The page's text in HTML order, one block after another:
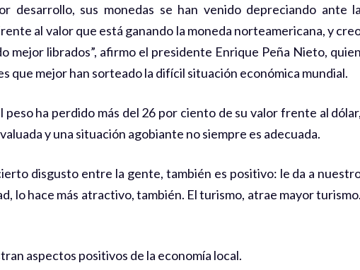
desarrollo, sus monedas se han venido depreciando ante la
al valor que está ganando la moneda norteamericana, y
mejor librados”, afirmo el presidente Enrique Peña Nieto, quien
que mejor han sorteado la difícil situación económica mundial.
ha perdido más del 26 por ciento de su valor frente al dólar,
y una situación agobiante no siempre es adecuada.
disgusto entre la gente, también es positivo: le da a
lo hace más atractivo, también. El turismo, atrae mayor turismo.
aspectos positivos de la economía local.